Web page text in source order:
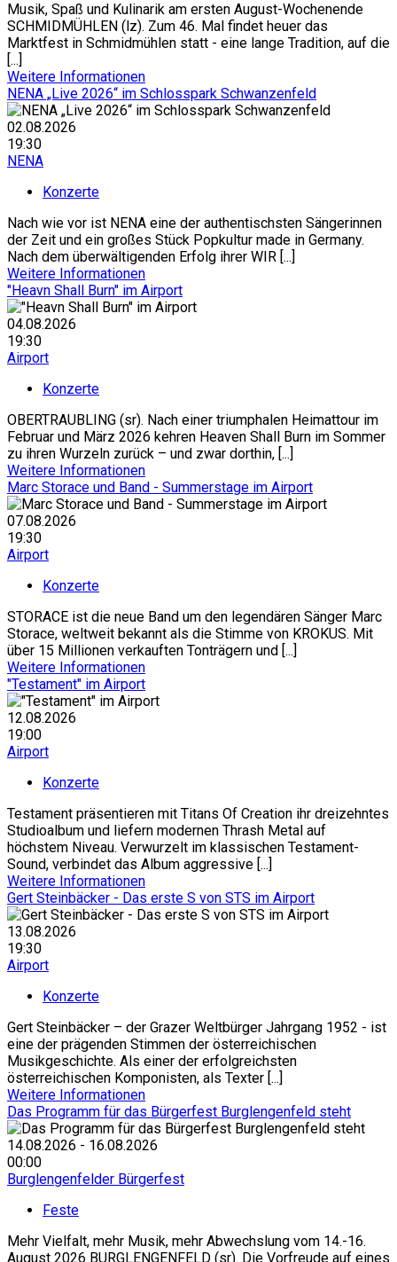
Musik, Spaß und Kulinarik am ersten August-Wochenende
SCHMIDMÜHLEN (lz). Zum 46. Mal findet heuer das
Marktfest in Schmidmühlen statt - eine lange Tradition, auf die
[...]
Weitere Informationen
NENA „Live 2026“ im Schlosspark Schwanzenfeld
02.08.2026
19:30
NENA
Konzerte
Nach wie vor ist NENA eine der authentischsten Sängerinnen
der Zeit und ein großes Stück Popkultur made in Germany.
Nach dem überwältigenden Erfolg ihrer WIR [...]
Weitere Informationen
"Heavn Shall Burn" im Airport
04.08.2026
19:30
Airport
Konzerte
OBERTRAUBLING (sr). Nach einer triumphalen Heimattour im
Februar und März 2026 kehren Heaven Shall Burn im Sommer
zu ihren Wurzeln zurück – und zwar dorthin, [...]
Weitere Informationen
Marc Storace und Band - Summerstage im Airport
07.08.2026
19:30
Airport
Konzerte
STORACE ist die neue Band um den legendären Sänger Marc
Storace, weltweit bekannt als die Stimme von KROKUS. Mit
über 15 Millionen verkauften Tonträgern und [...]
Weitere Informationen
"Testament" im Airport
12.08.2026
19:00
Airport
Konzerte
Testament präsentieren mit Titans Of Creation ihr dreizehntes
Studioalbum und liefern modernen Thrash Metal auf
höchstem Niveau. Verwurzelt im klassischen Testament-
Sound, verbindet das Album aggressive [...]
Weitere Informationen
Gert Steinbäcker - Das erste S von STS im Airport
13.08.2026
19:30
Airport
Konzerte
Gert Steinbäcker – der Grazer Weltbürger Jahrgang 1952 - ist
eine der prägenden Stimmen der österreichischen
Musikgeschichte. Als einer der erfolgreichsten
österreichischen Komponisten, als Texter [...]
Weitere Informationen
Das Programm für das Bürgerfest Burglengenfeld steht
14.08.2026 - 16.08.2026
00:00
Burglengenfelder Bürgerfest
Feste
Mehr Vielfalt, mehr Musik, mehr Abwechslung vom 14.-16.
August 2026 BURGLENGENFELD (sr). Die Vorfreude auf eines